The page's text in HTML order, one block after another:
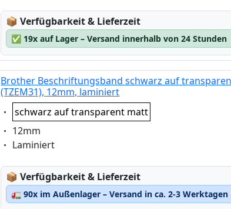
📦Lagerstatus:
Verfügbarkeit & Lieferzeit
✅ 19x auf Lager – Versand innerhalb von 24 Stunden
Brother Beschriftungsband schwarz auf
(TZEM31), 12mm, laminiert
Eigenschaft:
schwarz auf transparent matt
Eigenschaft:
12mm
Eigenschaft:
Laminiert
📦Lagerstatus:
Verfügbarkeit & Lieferzeit
🚛 90x im Außenlager – Versand in ca. 2-3 Werktagen